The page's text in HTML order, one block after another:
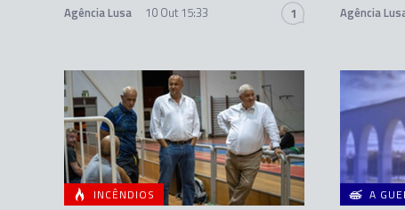
Agência Lusa 10 Out 15:33 1 Agência
INCÊNDIOS A